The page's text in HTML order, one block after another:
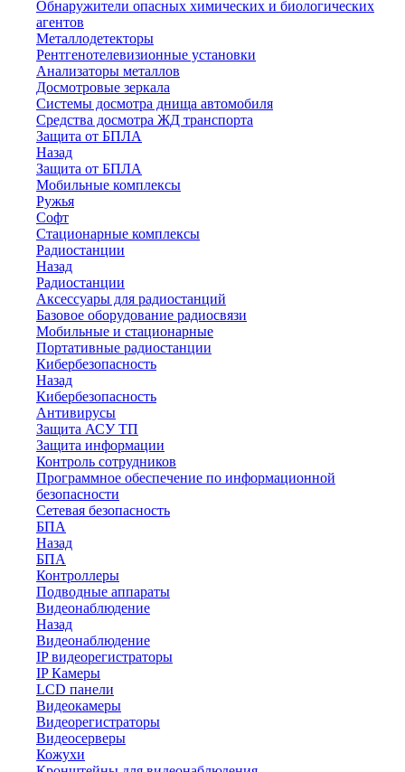
Обнаружители опасных химических и биологических
агентов
Металлодетекторы
Рентгенотелевизионные установки
Анализаторы металлов
Досмотровые зеркала
Системы досмотра днища автомобиля
Средства досмотра ЖД транспорта
Защита от БПЛА
Назад
Защита от БПЛА
Мобильные комплексы
Ружья
Софт
Стационарные комплексы
Радиостанции
Назад
Радиостанции
Аксессуары для радиостанций
Базовое оборудование радиосвязи
Мобильные и стационарные
Портативные радиостанции
Кибербезопасность
Назад
Кибербезопасность
Антивирусы
Защита АСУ ТП
Защита информации
Контроль сотрудников
Программное обеспечение по информационной
безопасности
Сетевая безопасность
БПА
Назад
БПА
Контроллеры
Подводные аппараты
Видеонаблюдение
Назад
Видеонаблюдение
IP видеорегистраторы
IP Камеры
LCD панели
Видеокамеры
Видеорегистраторы
Видеосерверы
Кожухи